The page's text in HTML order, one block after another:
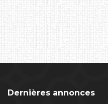
Dernières annonces